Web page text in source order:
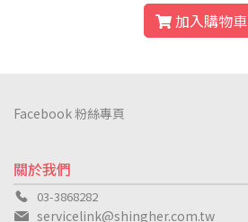
加入購物車
關於我們
03-3868282
servicelink@shingher.com.tw
Facebook 粉絲專頁